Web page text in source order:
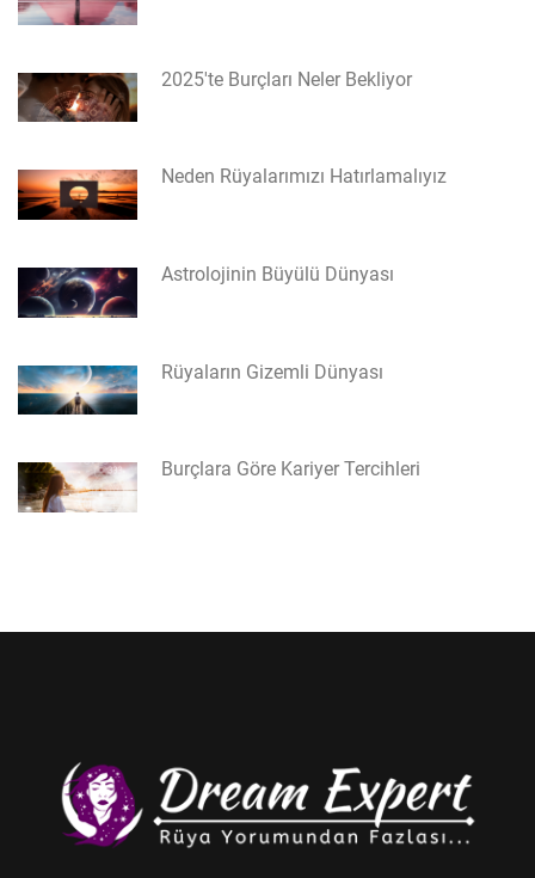
2025'te Burçları Neler Bekliyor
Neden Rüyalarımızı Hatırlamalıyız
Astrolojinin Büyülü Dünyası
Rüyaların Gizemli Dünyası
Burçlara Göre Kariyer Tercihleri